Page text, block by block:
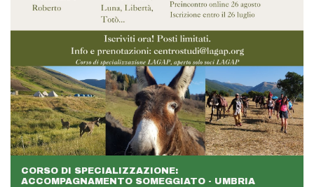
CORSO DI SPECIALIZZAZIONE:
ACCOMPAGNAMENTO SOMEGGIATO - UMBRIA